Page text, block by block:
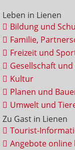
Leben in Lienen
Bildung und
Familie,
Freizeit und
Gesellschaft und
Kultur
Planen und
Umwelt und
Zu Gast in Lienen
Tourist-
Angebote online